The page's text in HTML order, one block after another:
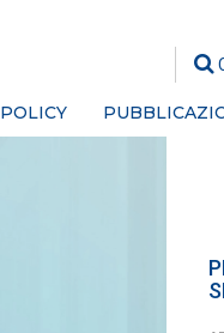
POLICY